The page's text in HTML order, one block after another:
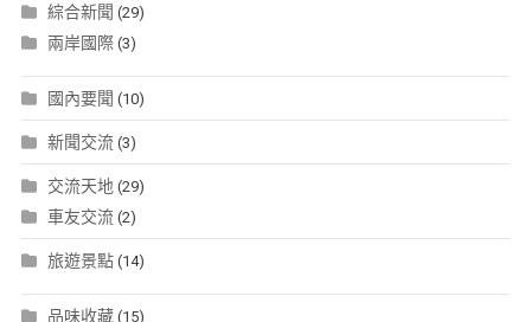
綜合新聞 (29)
兩岸國際(3)
國內要聞 (10)
新聞交流(3)
交流天地 (29)
車友交流(2)
旅遊景點(14)
品味收藏(15)